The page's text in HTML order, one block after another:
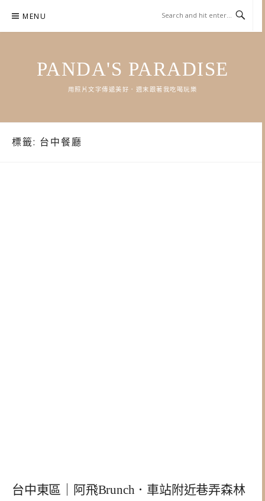
content
MENU
PANDA'S PARADISE
用照片文字傳遞美好．週末跟著我吃喝玩樂
標籤: 台中餐廳
台中東區｜阿飛Brunch．車站附近巷弄森林